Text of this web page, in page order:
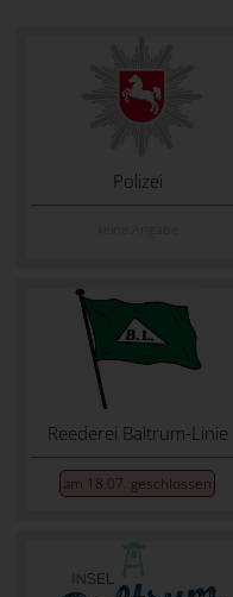
Polizei
Reederei Baltrum-Linie
am 18.07. geschlossen